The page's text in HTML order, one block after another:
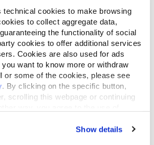
technical cookies to make browsing
to collect aggregate data,
the functionality of social
cookies to offer additional services
Cookies are also used for ads
want to know more or withdraw
or some of the cookies, please see
. By clicking on the specific button,
scrolling this webpage or continuing
Show details
der Reintegration